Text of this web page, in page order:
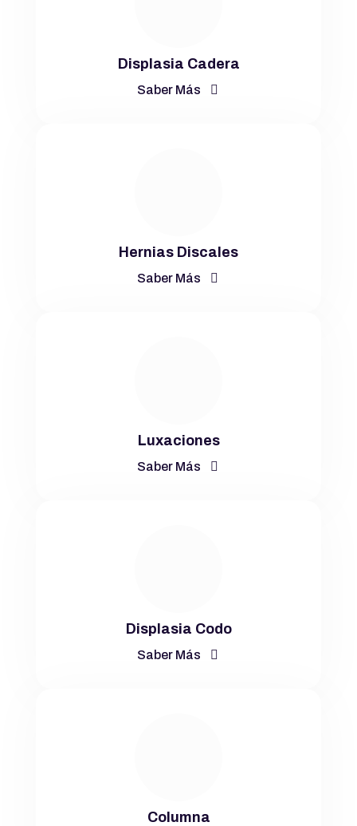
Displasia Cadera
Saber Más
Hernias Discales
Saber Más
Luxaciones
Saber Más
Displasia Codo
Saber Más
Columna